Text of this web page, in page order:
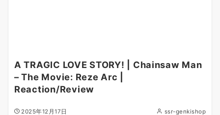
A TRAGIC LOVE STORY! | Chainsaw Man
– The Movie: Reze Arc |
Reaction/Review
2025年12月17日 ssr-genkishop